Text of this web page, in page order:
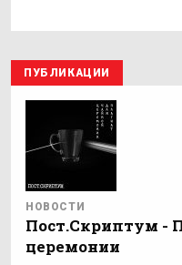
ПУБЛИКАЦИИ
НОВОСТИ
Пост.Скриптум -
церемонии